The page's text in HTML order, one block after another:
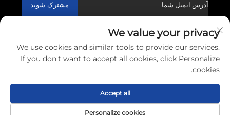
مشترک شوید
حق تکثیر © 2026 شرکت الکترونیک ونزهو لینشین. تمامی حقوق
محفوظ است.سیاست حفظ حریم خصوصی
We value your privacy
We use cookies and similar tools to provide our services.
If you don't want to accept all cookies, click Personalize
cookies.
Personalize cookies
Accept all